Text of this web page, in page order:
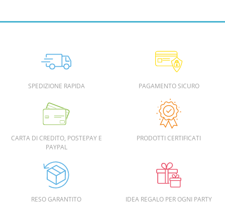
SPEDIZIONE RAPIDA PAGAMENTO SICURO
CARTA DI CREDITO, POSTEPAY E
PAYPAL
PRODOTTI CERTIFICATI
RESO GARANTITO IDEA REGALO PER OGNI PARTY